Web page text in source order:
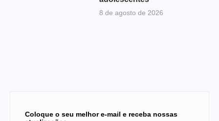
8 de agosto de 2026
Coloque o seu melhor e-mail e receba nossas